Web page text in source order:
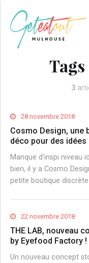
Tags
3
28 novembre 2018
Cosmo Design, une
déco pour des idées
Manque d’inspi niveau
bien, il y a Cosmo
petite boutique
22 novembre 2018
THE LAB, nouveau
by Eyefood Factory !
Un nouveau concept